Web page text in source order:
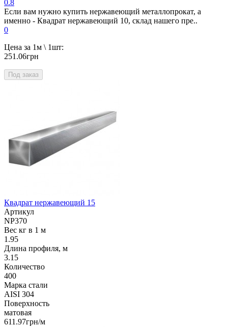
0.8
Если вам нужно купить нержавеющий металлопрокат, а
именно - Квадрат нержавеющий 10, склад нашего пре..
0
Цена за 1м \ 1шт:
251.06грн
Под заказ
Квадрат нержавеющий 15
Артикул
NP370
Вес кг в 1 м
1.95
Длина профиля, м
3.15
Количество
400
Марка стали
AISI 304
Поверхность
матовая
611.97грн/м